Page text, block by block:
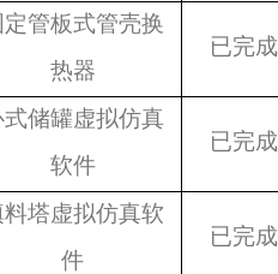
管板式管壳换
热器
已完成
储罐虚拟仿真
软件
已完成
塔虚拟仿真软
件
已完成